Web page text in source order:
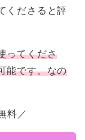
くださると評
ってくださ
能です。なの
料／